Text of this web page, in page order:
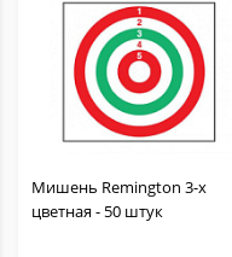
Мишень Remington 3-х
цветная - 50 штук